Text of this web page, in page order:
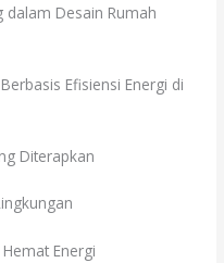
dalam Desain Rumah
Efisiensi Energi di
Diterapkan
Energi